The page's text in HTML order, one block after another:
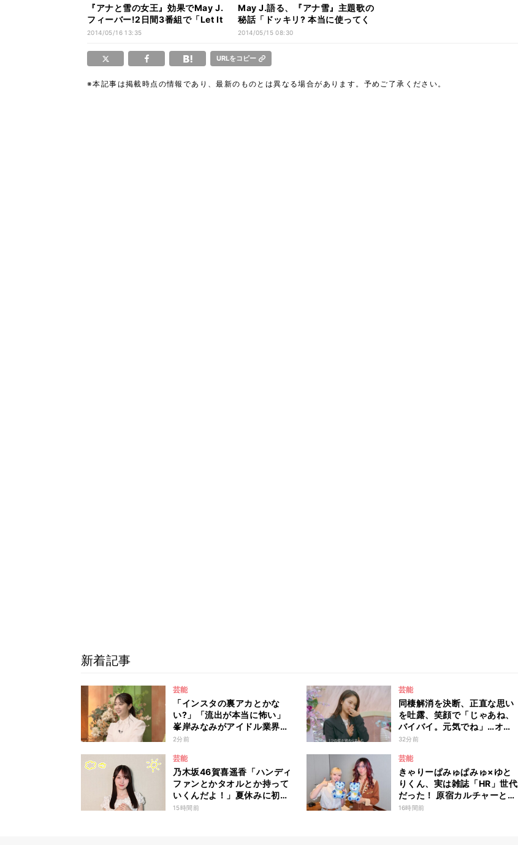
『アナと雪の女王』効果でMay J.
フィーバー!2日間3番組で「Let It
Go」披露
2014/05/16 13:35
May J.語る、『アナ雪』主題歌の
秘話「ドッキリ? 本当に使ってく
れる?」
2014/05/15 08:30
URLをコピー
※本記事は掲載時点の情報であり、最新のものとは異なる場合があります。予めご了承ください。
新着記事
芸能
「インスタの裏アカとかな
い?」「流出が本当に怖い」
峯岸みなみがアイドル業界の
リアルな危険性を説く 『秘
2分前
芸能
同棲解消を決断、正直な思い
を吐露、笑顔で「じゃあね、
バイバイ。元気でね」…オダ
ミユの成長を見届けた平祐奈
ディ3』
32分前
芸能
乃木坂46賀喜遥香「ハンディ
ファンとかタオルとか持って
いくんだよ！」夏休みに初め
て東京旅行するリスナーに全
15時間前
芸能
きゃりーぱみゅぱみゅ×ゆと
りくん、実は雑誌「HR」世代
だった！ 原宿カルチャーと古
着愛を語り尽くす
16時間前